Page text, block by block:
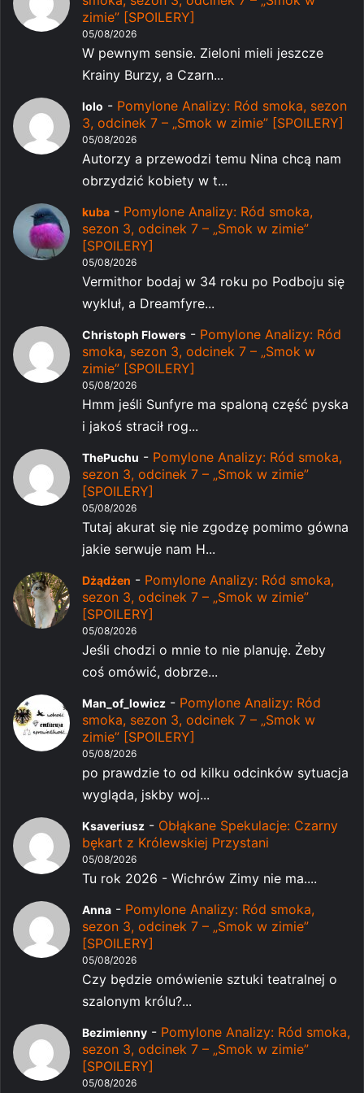
zimie” [SPOILERY]
05/08/2026
W pewnym sensie. Zieloni mieli jeszcze
Krainy Burzy, a Czarn...
lolo - Pomylone Analizy: Ród smoka, sezon
3, odcinek 7 – „Smok w zimie” [SPOILERY]
05/08/2026
Autorzy a przewodzi temu Nina chcą nam
obrzydzić kobiety w t...
kuba - Pomylone Analizy: Ród smoka,
sezon 3, odcinek 7 – „Smok w zimie”
[SPOILERY]
05/08/2026
Vermithor bodaj w 34 roku po Podboju się
wykluł, a Dreamfyre...
Christoph Flowers - Pomylone Analizy: Ród
smoka, sezon 3, odcinek 7 – „Smok w
zimie” [SPOILERY]
05/08/2026
Hmm jeśli Sunfyre ma spaloną część pyska
i jakoś stracił rog...
ThePuchu - Pomylone Analizy: Ród smoka,
sezon 3, odcinek 7 – „Smok w zimie”
[SPOILERY]
05/08/2026
Tutaj akurat się nie zgodzę pomimo gówna
jakie serwuje nam H...
Dżądżen - Pomylone Analizy: Ród smoka,
sezon 3, odcinek 7 – „Smok w zimie”
[SPOILERY]
05/08/2026
Jeśli chodzi o mnie to nie planuję. Żeby
coś omówić, dobrze...
Man_of_lowicz - Pomylone Analizy: Ród
smoka, sezon 3, odcinek 7 – „Smok w
zimie” [SPOILERY]
05/08/2026
po prawdzie to od kilku odcinków sytuacja
wygląda, jskby woj...
Ksaveriusz - Obłąkane Spekulacje: Czarny
bękart z Królewskiej Przystani
05/08/2026
Tu rok 2026 - Wichrów Zimy nie ma....
Anna - Pomylone Analizy: Ród smoka,
sezon 3, odcinek 7 – „Smok w zimie”
[SPOILERY]
05/08/2026
Czy będzie omówienie sztuki teatralnej o
szalonym królu?...
Bezimienny - Pomylone Analizy: Ród smoka,
sezon 3, odcinek 7 – „Smok w zimie”
[SPOILERY]
05/08/2026